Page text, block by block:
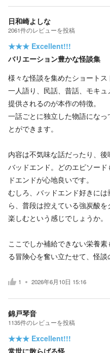
日和崎よしな
2061件のレビューを投稿
★★★ Excellent!!!
バリエーション豊かな怪談集
様々な怪談を集めたショートス
一人語り、民話、昔話、モキ
提供されるのが本作の特徴。
一話ごとに独立した物語にな
とができます。
内容は不気味な話だったり、
バッドエンド。どのエピソー
ドエンドが心地良いです。
むしろ、バッドエンド好きに
ら、普段は控えている強炭酸
楽しむという感じでしょうか。
ここでしか補給できない栄養
る冒険心を奮い立たせて、怪
1 2026年6月10日 15:16
錦戸琴音
1135件のレビューを投稿
★★★ Excellent!!!
常世に散らばる怪